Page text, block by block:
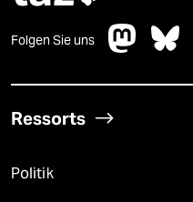
Folgen Sie uns
Ressorts
Politik